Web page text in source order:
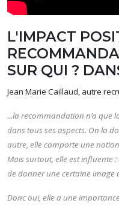
L'IMPACT
SUR QUI ?
Jean Marie Caillaud, autre
...la recommandation n’a que
dans tous ses aspects. On la
autre, elle comporte une
Mais surtout, elle est influente
de donner une certaine image
Donc oui, elle a une